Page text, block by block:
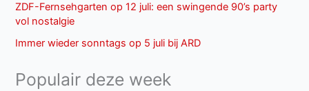
ZDF-Fernsehgarten op 12 juli: een swingende 90’s party
vol nostalgie
Immer wieder sonntags op 5 juli bij ARD
Populair deze week